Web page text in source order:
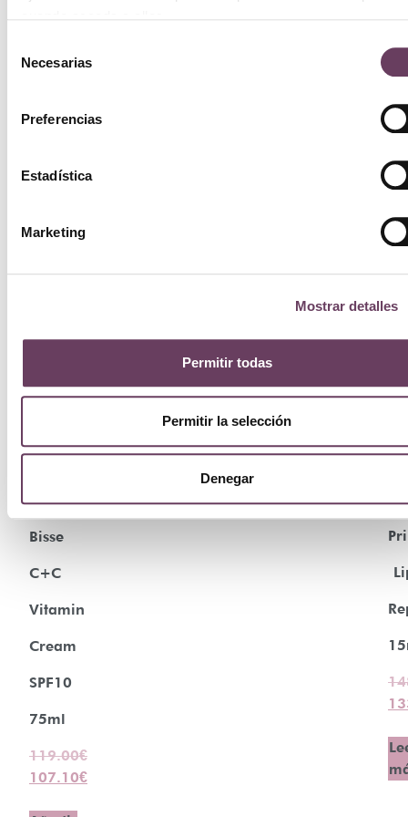
Necesarias
Preferencias
Estadística
Marketing
Mostrar detalles
Permitir todas
Permitir la selección
Denegar
¡Oferta!
Natura
Bisse
C+C
Vitamin
Cream
SPF10
75ml
119.00€
107.10€